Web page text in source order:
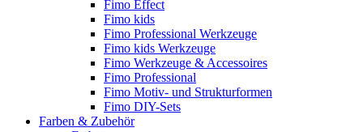
Fimo Effect
Fimo kids
Fimo Professional Werkzeuge
Fimo kids Werkzeuge
Fimo Werkzeuge & Accessoires
Fimo Professional
Fimo Motiv- und Strukturformen
Fimo DIY-Sets
Farben & Zubehör